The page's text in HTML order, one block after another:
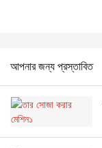
আপনার জন্য প্রস্তাবিত